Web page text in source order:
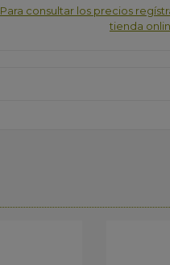
Para consultar los precios
tienda